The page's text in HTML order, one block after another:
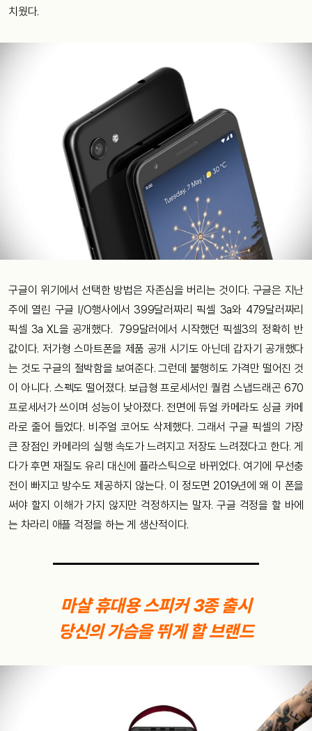
치웠다.
구글이 위기에서 선택한 방법은 자존심을 버리는 것이다. 구글은 지난
주에 열린 구글 I/O행사에서 399달러짜리 픽셀 3a와 479달러짜리
픽셀 3a XL을 공개했다. 799달러에서 시작했던 픽셀3의 정확히 반
값이다. 저가형 스마트폰을 제품 공개 시기도 아닌데 갑자기 공개했다
는 것도 구글의 절박함을 보여준다. 그런데 불행히도 가격만 떨어진 것
이 아니다. 스펙도 떨어졌다. 보급형 프로세서인 퀄컴 스냅드래곤 670
프로세서가 쓰이며 성능이 낮아졌다. 전면에 듀얼 카메라도 싱글 카메
라로 줄어 들었다. 비주얼 코어도 삭제했다. 그래서 구글 픽셀의 가장
큰 장점인 카메라의 실행 속도가 느려지고 저장도 느려졌다고 한다. 게
다가 후면 재질도 유리 대신에 플라스틱으로 바뀌었다. 여기에 무선충
전이 빠지고 방수도 제공하지 않는다. 이 정도면 2019년에 왜 이 폰을
써야 할지 이해가 가지 않지만 걱정하지는 말자. 구글 걱정을 할 바에
는 차라리 애플 걱정을 하는 게 생산적이다.
마샬 휴대용 스피커 3종 출시
당신의 가슴을 뛰게 할 브랜드